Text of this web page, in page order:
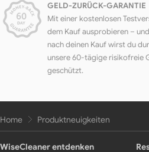
GELD-ZURÜCK-GARANTIE
Mit einer kostenlosen
dem Kauf ausprobieren –
nach deinen Kauf wirst du
unsere 60-tägige risikofreie
geschützt.
Home Produktneuigkeiten
WiseCleaner entdenken